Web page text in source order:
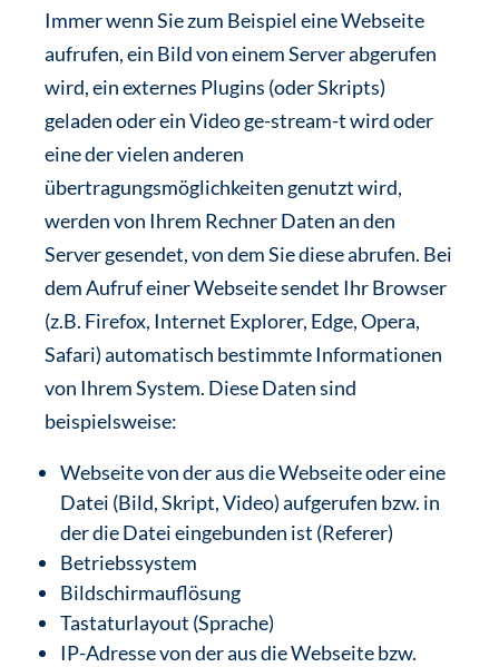
Immer wenn Sie zum Beispiel eine Webseite
aufrufen, ein Bild von einem Server abgerufen
wird, ein externes Plugins (oder Skripts)
geladen oder ein Video ge-stream-t wird oder
eine der vielen anderen
übertragungsmöglichkeiten genutzt wird,
werden von Ihrem Rechner Daten an den
Server gesendet, von dem Sie diese abrufen. Bei
dem Aufruf einer Webseite sendet Ihr Browser
(z.B. Firefox, Internet Explorer, Edge, Opera,
Safari) automatisch bestimmte Informationen
von Ihrem System. Diese Daten sind
beispielsweise:
Webseite von der aus die Webseite oder eine
Datei (Bild, Skript, Video) aufgerufen bzw. in
der die Datei eingebunden ist (Referer)
Betriebssystem
Bildschirmauflösung
Tastaturlayout (Sprache)
IP-Adresse von der aus die Webseite bzw.